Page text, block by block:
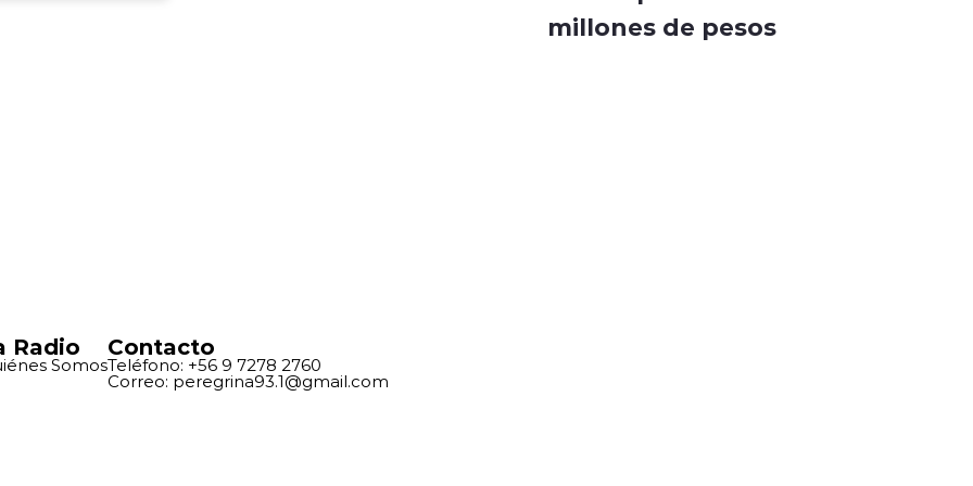
millones de pesos
Radio
Somos
Contacto
Teléfono: +56 9 7278 2760
Correo: peregrina93.1@gmail.com